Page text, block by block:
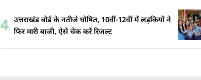
4 उत्तराखंड बोर्ड के नतीजे घोषित, 10वीं-12वीं में लड़कियों ने
फिर मारी बाजी, ऐसे चेक करें रिजल्ट